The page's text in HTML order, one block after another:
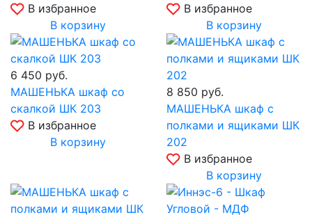
В избранное
В корзину
В избранное
В корзину
6 450 руб.
МАШЕНЬКА шкаф со
скалкой ШК 203
В избранное
В корзину
8 850 руб.
МАШЕНЬКА шкаф с
полками и ящиками ШК
202
В избранное
В корзину